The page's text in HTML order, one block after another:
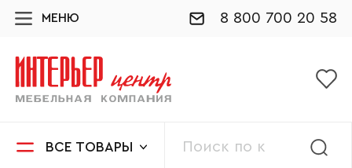
МЕНЮ 8 800 700 20 58
ВСЕ ТОВАРЫ